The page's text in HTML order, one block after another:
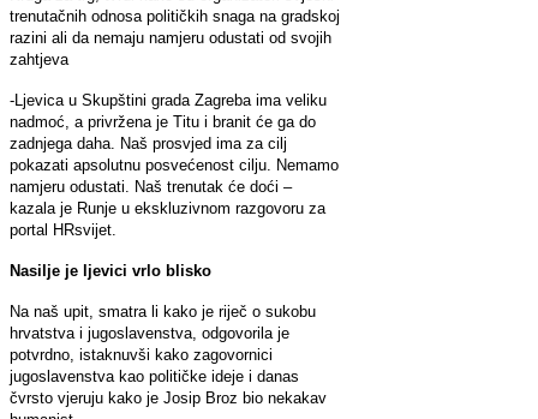
trenutačnih odnosa političkih snaga na gradskoj
razini ali da nemaju namjeru odustati od svojih
zahtjeva
-Ljevica u Skupštini grada Zagreba ima veliku
nadmoć, a privržena je Titu i branit će ga do
zadnjega daha. Naš prosvjed ima za cilj
pokazati apsolutnu posvećenost cilju. Nemamo
namjeru odustati. Naš trenutak će doći –
kazala je Runje u ekskluzivnom razgovoru za
portal HRsvijet.
Nasilje je ljevici vrlo blisko
Na naš upit, smatra li kako je riječ o sukobu
hrvatstva i jugoslavenstva, odgovorila je
potvrdno, istaknuvši kako zagovornici
jugoslavenstva kao političke ideje i danas
čvrsto vjeruju kako je Josip Broz bio nekakav